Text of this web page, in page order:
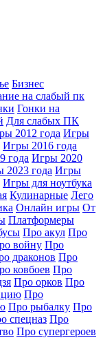
Бизнес
на слабый пк
Гонки на
Для слабых ПК
2012 года Игры
Игры 2016 года
года Игры 2020
2023 года Игры
Игры для ноутбука
Кулинарные Лего
Онлайн игры От
Платформеры
Про акул Про
войну Про
драконов Про
ковбоев Про
Про орков Про
Про
Про рыбалку Про
спецназ Про
Про супергероев